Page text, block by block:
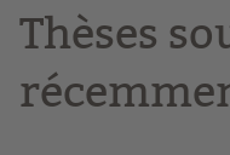
Thèses